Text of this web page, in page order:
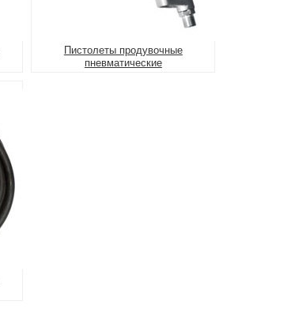
Пистолеты продувочные
пневматические